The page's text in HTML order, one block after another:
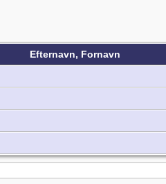
Efternavn, Fornavn